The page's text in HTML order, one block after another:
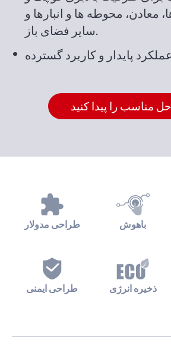
معادن، محوطه ها و انبارها و
سایر فضای باز.
مناسب را پیدا کنید
طراحی مدولار باهوش
طراحی ایمنی ذخیره انرژی